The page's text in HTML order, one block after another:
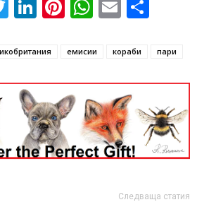
Twitter
LinkedIn
Pinterest
WhatsApp
Email
емисии кораби пари
Следваща статия